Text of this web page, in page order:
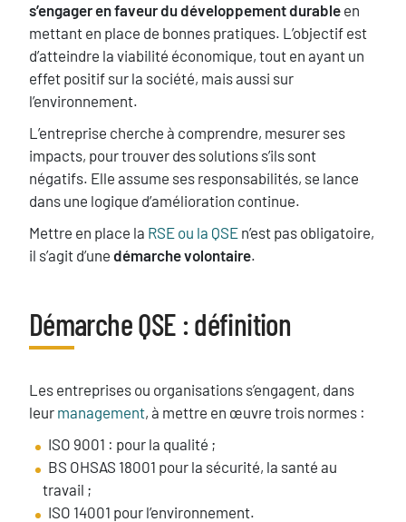
s’engager en faveur du développement durable en
mettant en place de bonnes pratiques. L’objectif est
d’atteindre la viabilité économique, tout en ayant un
effet positif sur la société, mais aussi sur
l’environnement.
L’entreprise cherche à comprendre, mesurer ses
impacts, pour trouver des solutions s’ils sont
négatifs. Elle assume ses responsabilités, se lance
dans une logique d’amélioration continue.
Mettre en place la RSE ou la QSE n’est pas obligatoire,
il s’agit d’une démarche volontaire.
Titre
Démarche QSE : définition
Texte
Les entreprises ou organisations s’engagent, dans
leur management, à mettre en œuvre trois normes :
ISO 9001 : pour la qualité ;
BS OHSAS 18001 pour la sécurité, la santé au
travail ;
ISO 14001 pour l’environnement.